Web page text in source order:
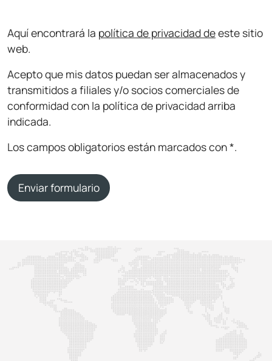
Aquí encontrará la política de privacidad deeste sitio
web.
Acepto que mis datos puedan ser almacenados y
transmitidos a filiales y/o socios comerciales de
conformidad con la política de privacidad arriba
indicada.
Los campos obligatorios están marcados con *.
Enviar formulario